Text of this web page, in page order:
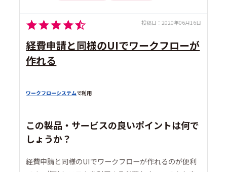
投稿日： 2020年06月16日
経費申請と同様のUIでワークフローが
作れる
ワークフローシステムで利用
この製品・サービスの良いポイントは何で
しょうか？
経費申請と同様のUIでワークフローが作れるのが便利